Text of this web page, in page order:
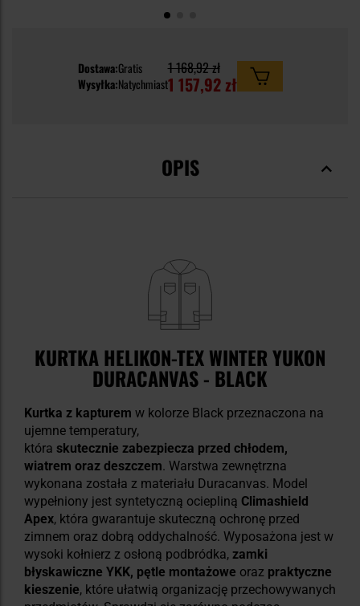
Dostawa:Gratis
Wysyłka:Natychmiast
1 168,92 zł
1 157,92 zł
OPIS
KURTKA HELIKON-TEX WINTER YUKON
DURACANVAS - BLACK
Kurtka z kapturem w kolorze Black przeznaczona na
ujemne temperatury,
która skutecznie zabezpiecza przed chłodem,
wiatrem oraz deszczem. Warstwa zewnętrzna
wykonana została z materiału Duracanvas. Model
wypełniony jest syntetyczną ociepliną Climashield
Apex, która gwarantuje skuteczną ochronę przed
zimnem oraz dobrą oddychalność. Wyposażona jest w
wysoki kołnierz z osłoną podbródka, zamki
błyskawiczne YKK, pętle montażowe oraz praktyczne
kieszenie, które ułatwią organizację przechowywanych